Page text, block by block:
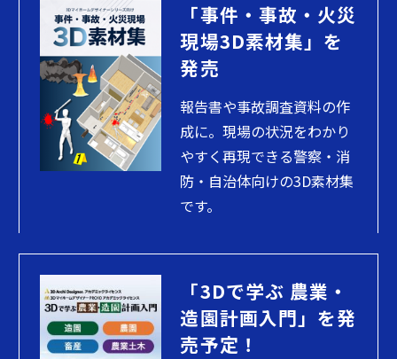
「事件・事故・火災
現場3D素材集」を
発売
報告書や事故調査資料の作
成に。現場の状況をわかり
やすく再現できる警察・消
防・自治体向けの3D素材集
です。
「3Dで学ぶ 農業・
造園計画入門」を発
売予定！